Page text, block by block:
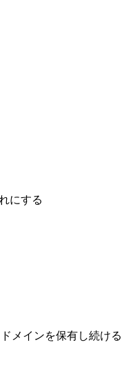
にする
メインを保有し続ける